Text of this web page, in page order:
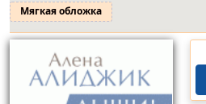
Мягкая обложка